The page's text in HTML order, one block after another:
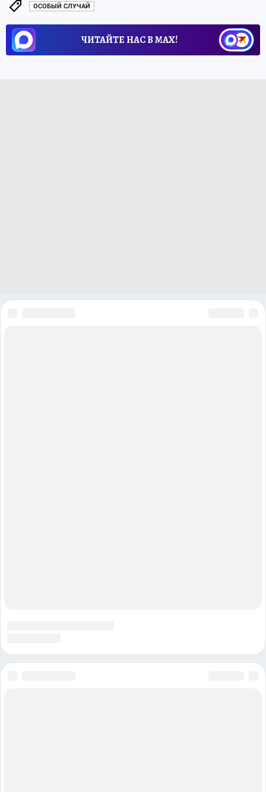
ОСОБЫЙ СЛУЧАЙ
ЧИТАЙТЕ НАС В МАХ!